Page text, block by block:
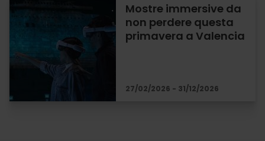
Mostre immersive da
non perdere questa
primavera a Valencia
27/02/2026 - 31/12/2026